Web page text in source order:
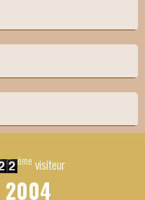
ème visiteur
2004